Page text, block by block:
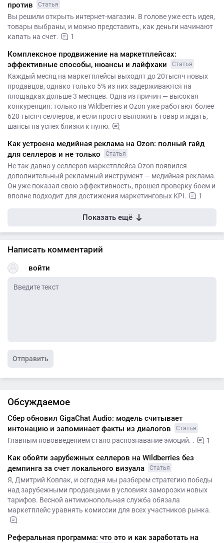
против
Статья
Вы решили открыть интернет-магазин. В голове уже есть идея,
товары выбраны, и можно представить, как деньги начинают
капать на счет.
1
Комплексное продвижение на маркетплейсах:
эффективные способы, нюансы и лайфхаки
Статья
Каждый месяц на маркетплейсы выходят до 20тысяч новых
продавцов, однако только 5% из них задерживаются на
площадках дольше 3 месяцев. Одна из причин — высокая
конкуренция: только на Wildberries и Ozon уже работают более
620 тысяч селлеров, и если просто выложить товар и ждать,
шансы на успех близки к нулю.
Как устроена медийная реклама на Ozon: полный гайд
для селлеров и не только
Статья
Не так давно у селлеров маркетплейса Ozon появился
дополнительный рекламный инструмент — медийная реклама.
Он уже показал свою эффективность, прошел проверку боем и
вполне подходит для достижения маркетинговых KPI.
1
Показать ещё
Написать комментарий
войти
Отправить
Обсуждаемое
Сбер обновил GigaChat Audio: модель считывает
интонацию и запоминает факты из диалогов
Статья
Главным нововведением стало распознавание эмоций. . 1
Как обойти зарубежных селлеров на Wildberries без
демпинга за счет локального визуала
Статья
Я, Дмитрий Ковпак, и сегодня мы разберем стратегию победы
над зарубежными продавцами в условиях заморозки новых
тарифов. Весной антимонопольная служба обязала
маркетплейс уравнять комиссии для всех участников рынка.
Реферальная программа: что это и как заработать на